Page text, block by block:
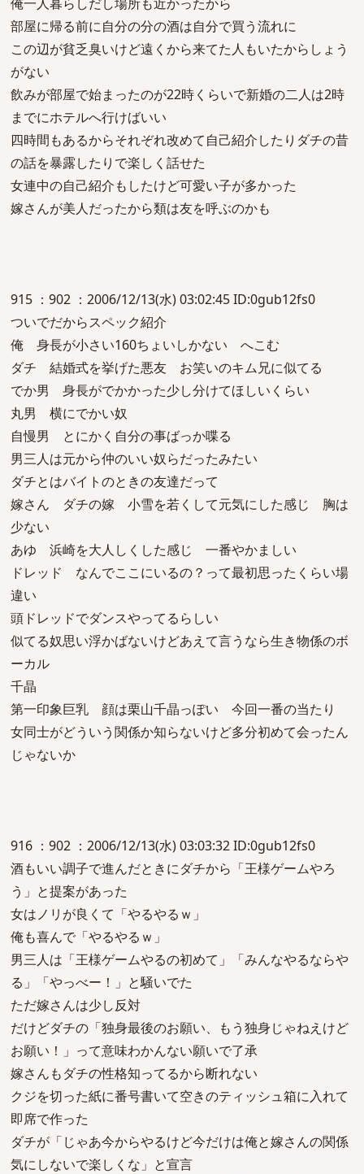
部屋に帰る前に自分の分の酒は自分で買う流れに
この辺が貧乏臭いけど遠くから来てた人もいたからしょう
がない
飲みが部屋で始まったのが22時くらいで新婚の二人は2時
までにホテルへ行けばいい
四時間もあるからそれぞれ改めて自己紹介したりダチの昔
の話を暴露したりで楽しく話せた
女連中の自己紹介もしたけど可愛い子が多かった
嫁さんが美人だったから類は友を呼ぶのかも
915 ：902 ：2006/12/13(水) 03:02:45 ID:0gub12fs0
ついでだからスペック紹介
俺 身長が小さい160ちょいしかない へこむ
ダチ 結婚式を挙げた悪友 お笑いのキム兄に似てる
でか男 身長がでかかった少し分けてほしいくらい
丸男 横にでかい奴
自慢男 とにかく自分の事ばっか喋る
男三人は元から仲のいい奴らだったみたい
ダチとはバイトのときの友達だって
嫁さん ダチの嫁 小雪を若くして元気にした感じ 胸は
少ない
あゆ 浜崎を大人しくした感じ 一番やかましい
ドレッド なんでここにいるの？って最初思ったくらい場
違い
頭ドレッドでダンスやってるらしい
似てる奴思い浮かばないけどあえて言うなら生き物係のボ
ーカル
千晶
第一印象巨乳 顔は栗山千晶っぽい 今回一番の当たり
女同士がどういう関係か知らないけど多分初めて会ったん
じゃないか
916 ：902 ：2006/12/13(水) 03:03:32 ID:0gub12fs0
酒もいい調子で進んだときにダチから「王様ゲームやろ
う」と提案があった
女はノリが良くて「やるやるｗ」
俺も喜んで「やるやるｗ」
男三人は「王様ゲームやるの初めて」「みんなやるならや
る」「やっべー！」と騒いでた
ただ嫁さんは少し反対
だけどダチの「独身最後のお願い、もう独身じゃねえけど
お願い！」って意味わかんない願いで了承
嫁さんもダチの性格知ってるから断れない
クジを切った紙に番号書いて空きのティッシュ箱に入れて
即席で作った
ダチが「じゃあ今からやるけど今だけは俺と嫁さんの関係
気にしないで楽しくな」と宣言